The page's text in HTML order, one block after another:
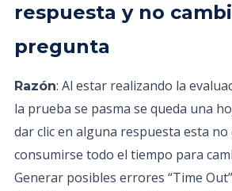
respuesta y no
pregunta
Razón: Al estar realizando la
la prueba se pasma se queda una
dar clic en alguna respuesta esta no
consumirse todo el tiempo para
Generar posibles errores “Time